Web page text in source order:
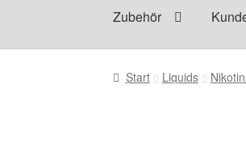
Zubehör
Start Liquids